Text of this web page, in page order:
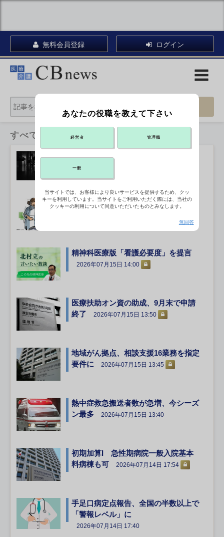
無料会員登録 ログイン
すべてのカテゴリ
26年の医療機関の倒産が昨年上回る
ペースに
医療・介護計画、病床転換量から地域
精神科医療版「看護必要度」を提言
2026年07月15日 14:00
医療扶助オン資の助成、9月末で申請
終了
2026年07月15日 13:50
地域がん拠点、相談支援16業務を指定
要件に
2026年07月15日 13:45
熱中症救急搬送者数が急増、今シーズ
ン最多
2026年07月15日 13:40
初期加算I 急性期病院一般入院基本
料病棟も可
2026年07月14日 17:54
手足口病定点報告、全国の半数以上で
「警報レベル」に
2026年07月14日 17:40
あなたの役職を教えて下さい
経営者 管理職
一般
当サイトでは、お客様により良いサービスを提供するため、クッ
キーを利用しています。当サイトをご利用いただく際には、当社の
クッキーの利用について同意いただいたものとみなします。
無回答